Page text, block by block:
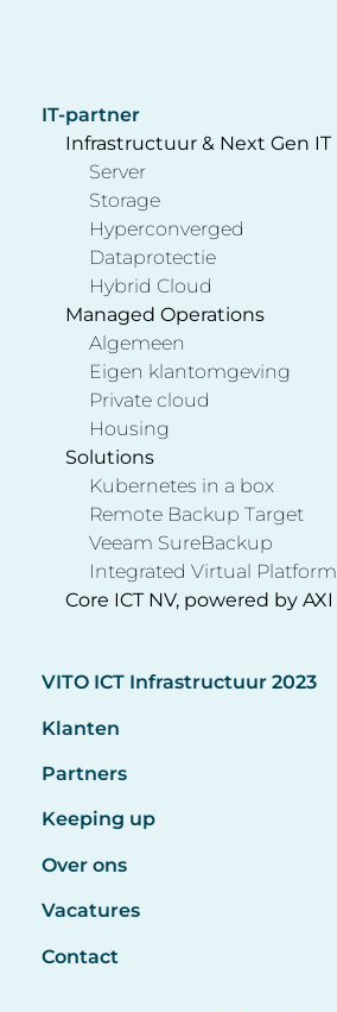
IT-partner
Infrastructuur & Next Gen IT
Server
Storage
Hyperconverged
Dataprotectie
Hybrid Cloud
Managed Operations
Algemeen
Eigen klantomgeving
Private cloud
Housing
Solutions
Kubernetes in a box
Remote Backup Target
Veeam SureBackup
Integrated Virtual Platform
Core ICT NV, powered by AXI
VITO ICT Infrastructuur 2023
Klanten
Partners
Keeping up
Over ons
Vacatures
Contact